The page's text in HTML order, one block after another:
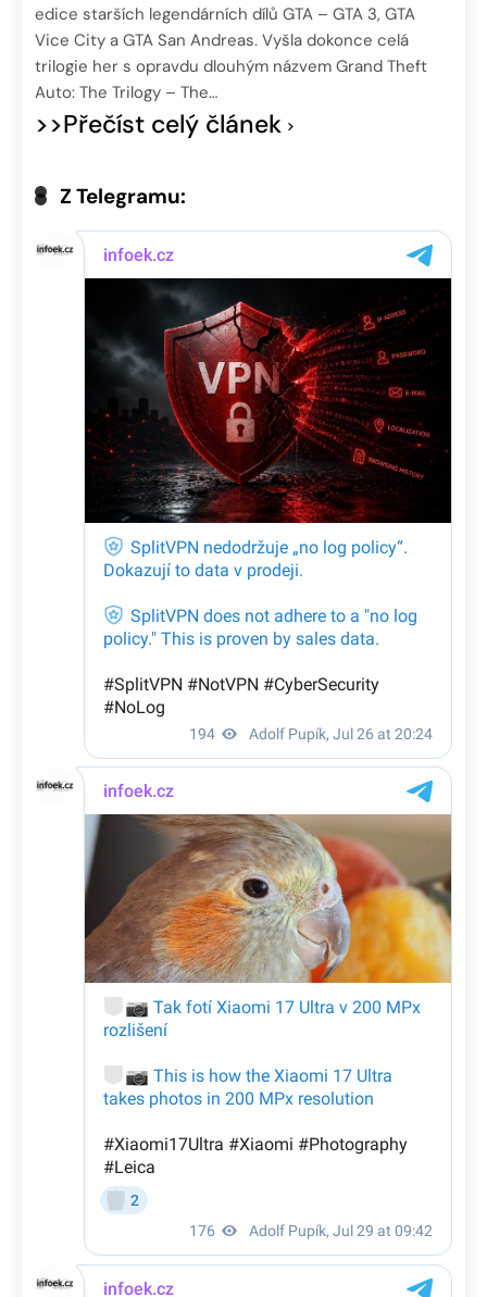
edice starších legendárních dílů GTA – GTA 3, GTA
Vice City a GTA San Andreas. Vyšla dokonce celá
trilogie her s opravdu dlouhým názvem Grand Theft
Auto: The Trilogy – The…
>>Přečíst celý článek
Z Telegramu: